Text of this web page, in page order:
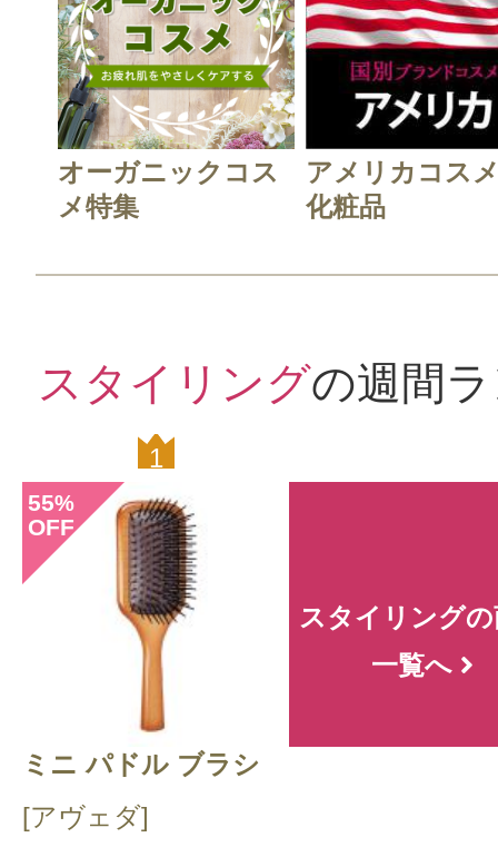
オーガニックコス
メ特集
アメリカコス
化粧品
スタイリングの週間
1
55%
OFF
ミニ パドル ブラシ
[アヴェダ]
スタイリングの
一覧へ